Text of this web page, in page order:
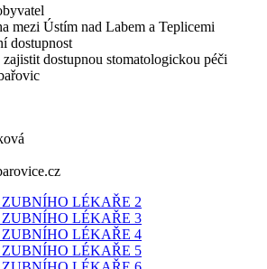
mezi Ústím nad Labem a Teplicemi
dostupnost
dostupnou stomatologickou péči